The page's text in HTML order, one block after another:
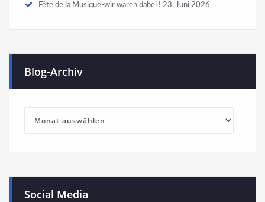
Fête de la Musique-wir waren dabei ! 23. Juni 2026
Blog-Archiv
Archiv
Social Media